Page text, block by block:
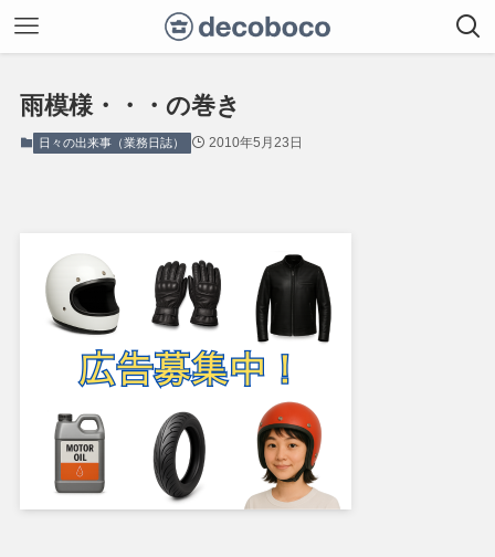
雨模様・・・の巻き
日々の出来事（業務日誌） 2010年5月23日